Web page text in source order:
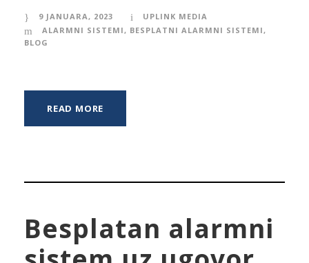
9 JANUARA, 2023
UPLINK MEDIA
ALARMNI SISTEMI , BESPLATNI ALARMNI SISTEMI ,
BLOG
READ MORE
Besplatan alarmni